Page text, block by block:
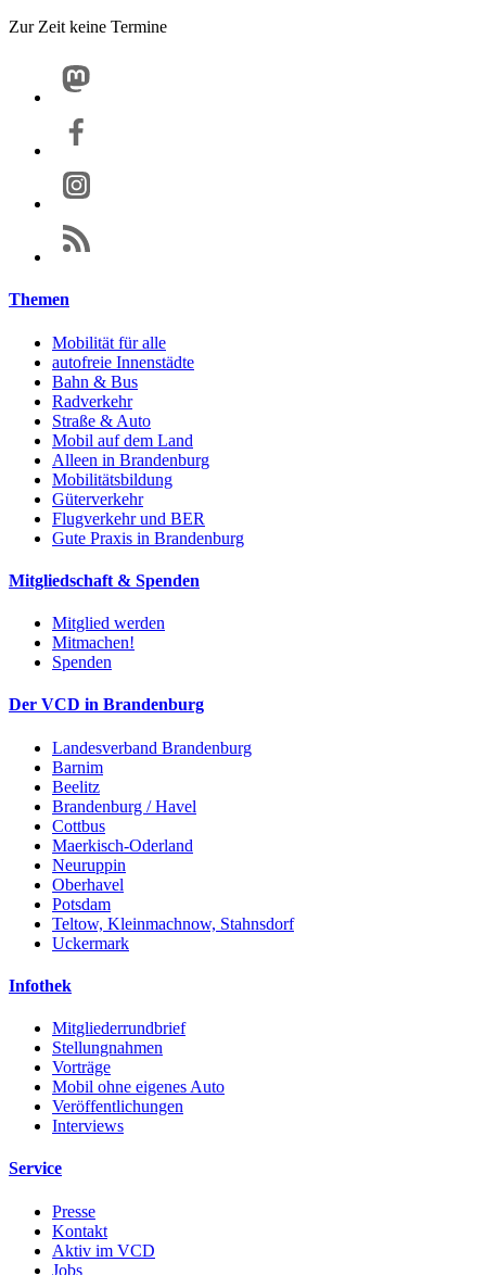
Zur Zeit keine Termine
Themen
Mobilität für alle
autofreie Innenstädte
Bahn & Bus
Radverkehr
Straße & Auto
Mobil auf dem Land
Alleen in Brandenburg
Mobilitätsbildung
Güterverkehr
Flugverkehr und BER
Gute Praxis in Brandenburg
Mitgliedschaft & Spenden
Mitglied werden
Mitmachen!
Spenden
Der VCD in Brandenburg
Landesverband Brandenburg
Barnim
Beelitz
Brandenburg / Havel
Cottbus
Maerkisch-Oderland
Neuruppin
Oberhavel
Potsdam
Teltow, Kleinmachnow, Stahnsdorf
Uckermark
Infothek
Mitgliederrundbrief
Stellungnahmen
Vorträge
Mobil ohne eigenes Auto
Veröffentlichungen
Interviews
Service
Presse
Kontakt
Aktiv im VCD
Jobs